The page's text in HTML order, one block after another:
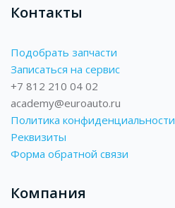
Контакты
Подобрать запчасти
Записаться на сервис
+7 812 210 04 02
academy@euroauto.ru
Политика конфиденциальности
Реквизиты
Форма обратной связи
Компания